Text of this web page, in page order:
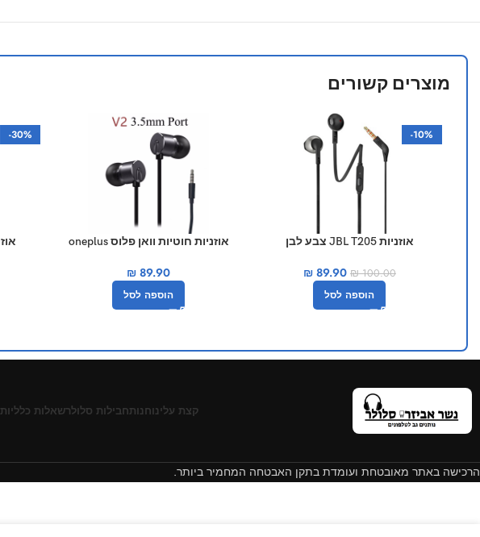
מוצרים קשורים
-10%
אוזניות JBL T205 צבע לבן
₪100.00
₪89.90
הוספה לסל
אוזניות חוטיות וואן פלוס oneplus
₪ 89.90
הוספה לסל
-30%
קצת עלינוחנותחבילות סלולרשאלות כלליות
הרכישה באתר מאובטחת ועומדת בתקן האבטחה המחמיר ביותר.